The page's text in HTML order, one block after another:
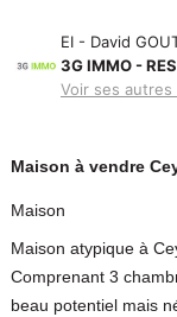
EI - David
3G IMMO -
Voir ses autres
Maison à vendre
Maison
Maison atypique à
Comprenant 3
beau potentiel mais